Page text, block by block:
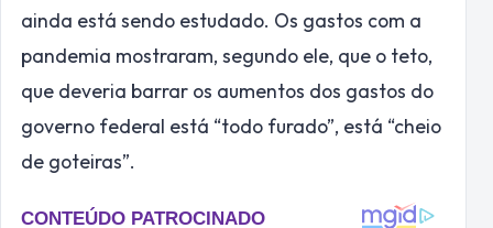
ainda está sendo estudado. Os gastos com a
pandemia mostraram, segundo ele, que o teto,
que deveria barrar os aumentos dos gastos do
governo federal está “todo furado”, está “cheio
de goteiras”.